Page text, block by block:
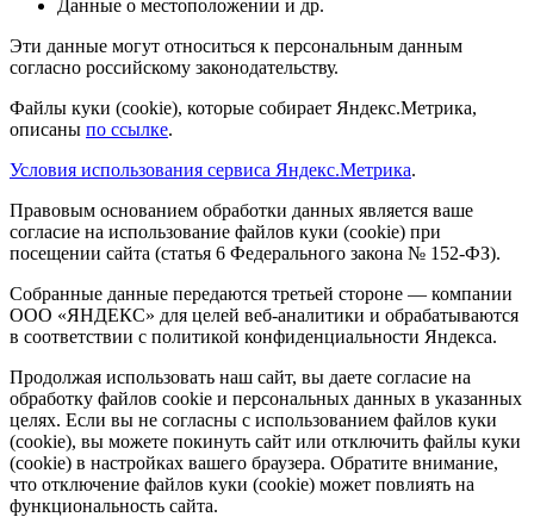
Данные о местоположении и др.
Эти данные могут относиться к персональным данным
согласно российскому законодательству.
Файлы куки (cookie), которые собирает Яндекс.Метрика,
описаны по ссылке.
Условия использования сервиса Яндекс.Метрика.
Правовым основанием обработки данных является ваше
согласие на использование файлов куки (cookie) при
посещении сайта (статья 6 Федерального закона № 152-ФЗ).
Собранные данные передаются третьей стороне — компании
ООО «ЯНДЕКС» для целей веб-аналитики и обрабатываются
в соответствии с политикой конфиденциальности Яндекса.
Продолжая использовать наш сайт, вы даете согласие на
обработку файлов cookie и персональных данных в указанных
целях. Если вы не согласны с использованием файлов куки
(cookie), вы можете покинуть сайт или отключить файлы куки
(cookie) в настройках вашего браузера. Обратите внимание,
что отключение файлов куки (cookie) может повлиять на
функциональность сайта.